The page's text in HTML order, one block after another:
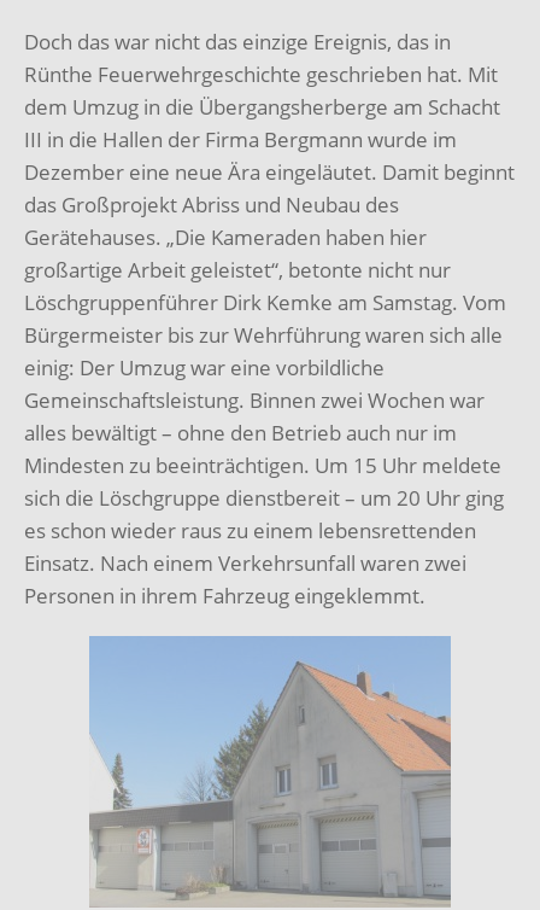
Doch das war nicht das einzige Ereignis, das in
Rünthe Feuerwehrgeschichte geschrieben hat. Mit
dem Umzug in die Übergangsherberge am Schacht
III in die Hallen der Firma Bergmann wurde im
Dezember eine neue Ära eingeläutet. Damit beginnt
das Großprojekt Abriss und Neubau des
Gerätehauses. „Die Kameraden haben hier
großartige Arbeit geleistet“, betonte nicht nur
Löschgruppenführer Dirk Kemke am Samstag. Vom
Bürgermeister bis zur Wehrführung waren sich alle
einig: Der Umzug war eine vorbildliche
Gemeinschaftsleistung. Binnen zwei Wochen war
alles bewältigt – ohne den Betrieb auch nur im
Mindesten zu beeinträchtigen. Um 15 Uhr meldete
sich die Löschgruppe dienstbereit – um 20 Uhr ging
es schon wieder raus zu einem lebensrettenden
Einsatz. Nach einem Verkehrsunfall waren zwei
Personen in ihrem Fahrzeug eingeklemmt.